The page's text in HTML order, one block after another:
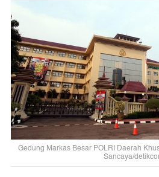
Gedung Markas Besar POLRI Daerah
Sancaya/